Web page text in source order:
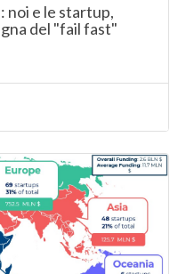
noi e le startup,
del "fail fast"